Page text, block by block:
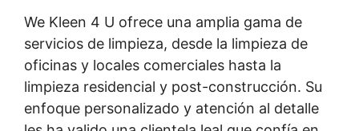
We Kleen 4 U ofrece una amplia gama de
servicios de limpieza, desde la limpieza de
oficinas y locales comerciales hasta la
limpieza residencial y post-construcción. Su
enfoque personalizado y atención al detalle